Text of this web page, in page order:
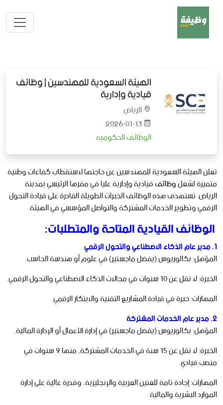
الهيئة السعودية للمهندسين | وظائف
قيادية وإدارية
الرياض
2026-01-13
الوظائف الحكوميه
تعلن الهيئة السعودية للمهندسين عن حاجتها لاستقطاب كفاءات وطنية
متميزة لشغلوظائفقيادية وإدارية عليا في مقرها الرئيسي بمدينة
الرياض. تستهدف هذه الوظائف الخبرات الطويلة القادرة على قيادة التحول
الرقمي وتطوير الخدمات المشتركة والتواصل المؤسسي في الهيئة.
الوظائف القيادية المتاحة والمتطلبات:
1. مدير عام الذكاء الاصطناعي والتحول الرقمي
المؤهل: بكالوريوس (يفضل ماجستير) في علوم أو هندسة الحاسب.
الخبرة: لا تقل عن 10 سنوات في مجالات الذكاء الاصطناعي والتحول الرقمي.
المهارات: خبرة في قيادة المشاريع التقنية والابتكار الرقمي.
2. مدير عام الخدمات المشتركة
المؤهل: بكالوريوس (يفضل ماجستير) في إدارة الأعمال أو الإدارة المالية.
الخبرة: لا تقل عن 15 سنة في الخدمات المشتركة، منها 9 سنوات في
منصب قيادي.
المهارات: إجادة تامة للغتين العربية والإنجليزية، وقدرة عالية على إدارة
الموارد البشرية والمالية.